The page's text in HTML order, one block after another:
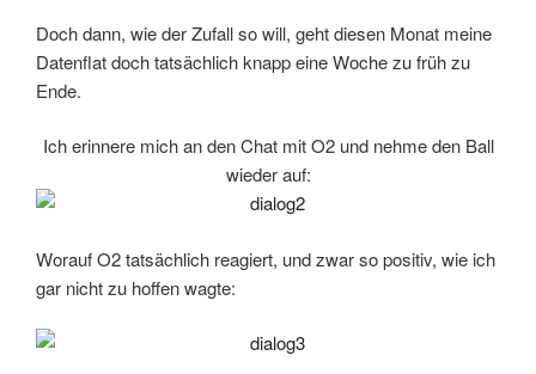
Doch dann, wie der Zufall so will, geht diesen Monat meine
Datenflat doch tatsächlich knapp eine Woche zu früh zu
Ende.
Ich erinnere mich an den Chat mit O2 und nehme den Ball
wieder auf:
Worauf O2 tatsächlich reagiert, und zwar so positiv, wie ich
gar nicht zu hoffen wagte: